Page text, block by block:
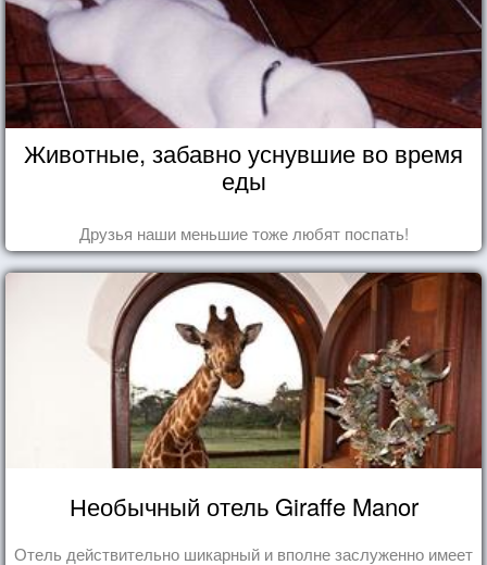
Животные, забавно уснувшие во время
еды
Друзья наши меньшие тоже любят поспать!
Необычный отель Giraffe Manor
Отель действительно шикарный и вполне заслуженно имеет